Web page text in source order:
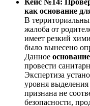
Кейс №14:
как основание
В
жалоба от
имеет резкий
было вынесено
Данное
провести
Экспертиза
уровня
признана не
безопасности,